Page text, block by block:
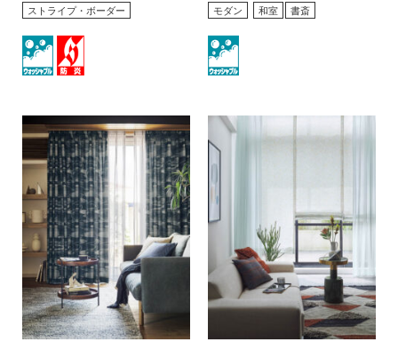
ストライプ・ボーダー
モダン 和室 書斎